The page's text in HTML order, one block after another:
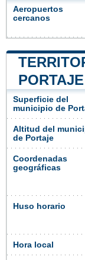
Aeropuertos
cercanos
PORTAJE
Superficie del
municipio de
Altitud del
de Portaje
Coordenadas
geográficas
Huso horario
Hora local